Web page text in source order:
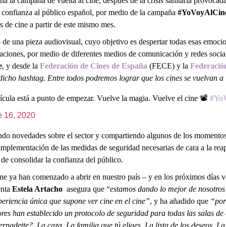
al público español, por medio de la campaña
de cine a partir de este mismo mes.
una pieza audiovisual, cuyo objetivo es despertar todas esas
por medio de diferentes medios de comunicación y redes
, y desde la Federación de Cines de España (FECE) y la
hashtag. Entre todos podremos lograr que los cines se vuelvan
está a punto de empezar. Vuelve la magia. Vuelve el cine 📽️
16, 2020
novedades sobre el sector y compartiendo algunos de los
de las medidas de seguridad necesarias de cara a la
consolidar la confianza del público.
ya han comenzado a abrir en nuestro país – y en los próximos días
Estela Artacho asegura que “estamos dando lo mejor de
única que supone ver cine en el cine”, y ha añadido que
han establecido un protocolo de seguridad para todas las salas de
La caza, La familia que tú eliges, La lista de los deseos,